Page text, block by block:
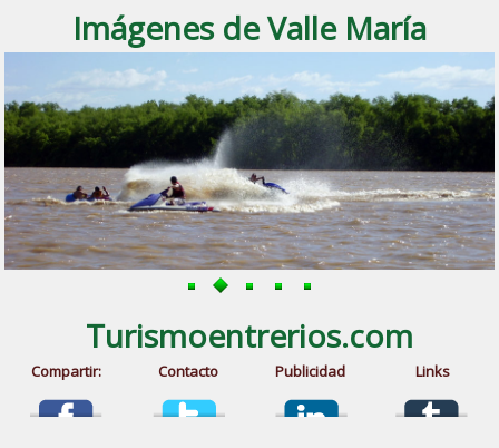
Imágenes de Valle María
Turismoentrerios.com
Compartir: Contacto Publicidad Links